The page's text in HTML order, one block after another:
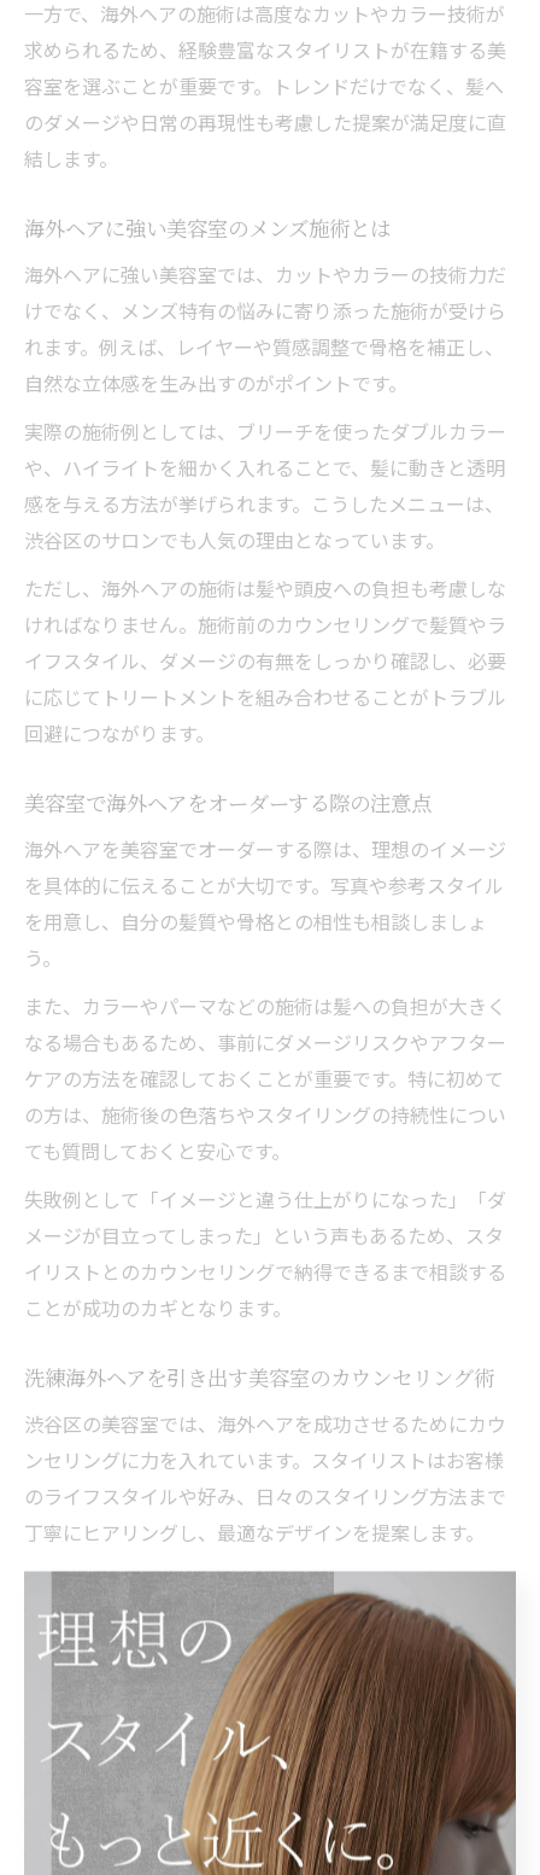
一方で、海外ヘアの施術は高度なカットやカラー技術が
求められるため、経験豊富なスタイリストが在籍する美
容室を選ぶことが重要です。トレンドだけでなく、髪へ
のダメージや日常の再現性も考慮した提案が満足度に直
結します。
海外ヘアに強い美容室のメンズ施術とは
海外ヘアに強い美容室では、カットやカラーの技術力だ
けでなく、メンズ特有の悩みに寄り添った施術が受けら
れます。例えば、レイヤーや質感調整で骨格を補正し、
自然な立体感を生み出すのがポイントです。
実際の施術例としては、ブリーチを使ったダブルカラー
や、ハイライトを細かく入れることで、髪に動きと透明
感を与える方法が挙げられます。こうしたメニューは、
渋谷区のサロンでも人気の理由となっています。
ただし、海外ヘアの施術は髪や頭皮への負担も考慮しな
ければなりません。施術前のカウンセリングで髪質やラ
イフスタイル、ダメージの有無をしっかり確認し、必要
に応じてトリートメントを組み合わせることがトラブル
回避につながります。
美容室で海外ヘアをオーダーする際の注意点
海外ヘアを美容室でオーダーする際は、理想のイメージ
を具体的に伝えることが大切です。写真や参考スタイル
を用意し、自分の髪質や骨格との相性も相談しましょ
う。
また、カラーやパーマなどの施術は髪への負担が大きく
なる場合もあるため、事前にダメージリスクやアフター
ケアの方法を確認しておくことが重要です。特に初めて
の方は、施術後の色落ちやスタイリングの持続性につい
ても質問しておくと安心です。
失敗例として「イメージと違う仕上がりになった」「ダ
メージが目立ってしまった」という声もあるため、スタ
イリストとのカウンセリングで納得できるまで相談する
ことが成功のカギとなります。
洗練海外ヘアを引き出す美容室のカウンセリング術
渋谷区の美容室では、海外ヘアを成功させるためにカウ
ンセリングに力を入れています。スタイリストはお客様
のライフスタイルや好み、日々のスタイリング方法まで
丁寧にヒアリングし、最適なデザインを提案します。
具体的には、髪質・骨格・クセなどを細かくチェック
し、無理のない範囲で理想の海外風スタイルを実現でき
るように施術内容を調整します。経験豊富なスタイリス
トほど、過去の施術事例や流行のスタイルを交えなが
ら、わかりやすく説明してくれる点も安心材料です。
また、施術後のアフターケアや自宅でのスタイリング方
法までアドバイスしてもらえるので、仕上がりの再現性
も高まります。施術前の不安や疑問は遠慮せず伝えてお